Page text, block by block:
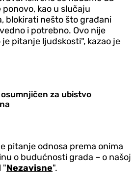
kao u slučaju
blokirati nešto što građani
i potrebno. Ovo nije
pitanje ljudskosti", kazao je
za ubistvo
pitanje odnosa prema onima
o budućnosti grada – o našoj
"Nezavisne".